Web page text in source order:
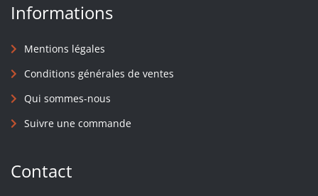
Informations
Mentions légales
Conditions générales de ventes
Qui sommes-nous
Suivre une commande
Contact